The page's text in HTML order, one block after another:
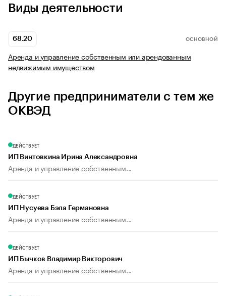
Виды деятельности
68.20 ОСНОВНОЙ
Аренда и управление собственным или арендованным
недвижимым имуществом
Другие предприниматели с тем же
ОКВЭД
ДЕЙСТВУЕТ
ИП Винтовкина Ирина Александровна
Аренда и управление собственным...
ДЕЙСТВУЕТ
ИП Нусуева Бэла Германовна
Аренда и управление собственным...
ДЕЙСТВУЕТ
ИП Бычков Владимир Викторович
Аренда и управление собственным...